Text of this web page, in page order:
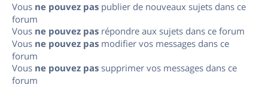
Vous ne pouvez pas publier de nouveaux sujets dans ce
forum
Vous ne pouvez pas répondre aux sujets dans ce forum
Vous ne pouvez pas modifier vos messages dans ce
forum
Vous ne pouvez pas supprimer vos messages dans ce
forum